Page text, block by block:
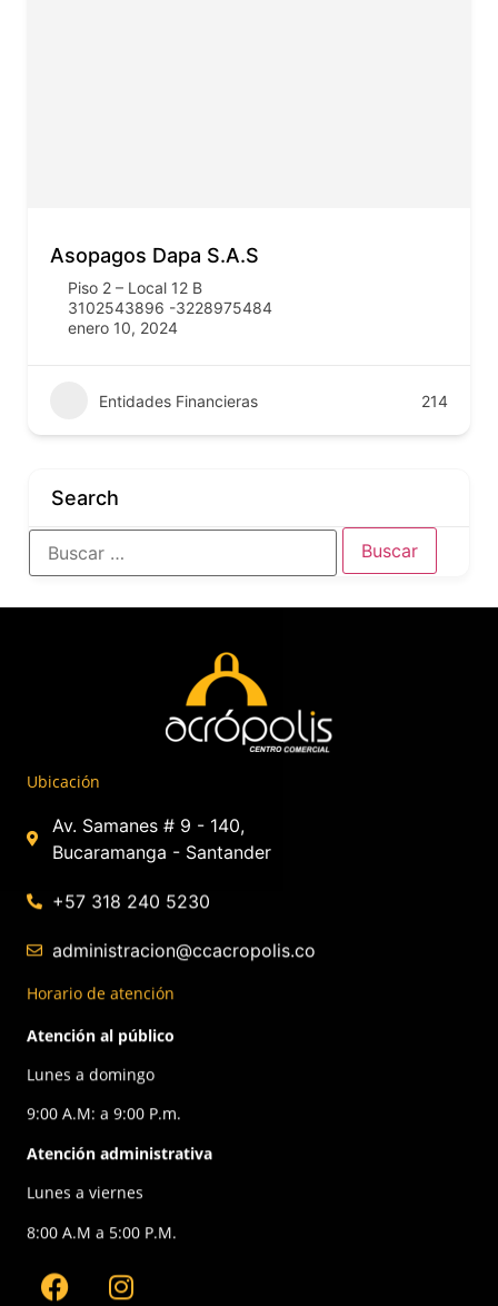
Asopagos Dapa S.A.S
Piso 2 – Local 12 B
3102543896 -3228975484
enero 10, 2024
Entidades Financieras 214
Search
Ubicación
Av. Samanes # 9 - 140,
Bucaramanga - Santander
+57 318 240 5230
administracion@ccacropolis.co
Horario de atención
Atención al público
Lunes a domingo
9:00 A.M: a 9:00 P.m.
Atención administrativa
Lunes a viernes
8:00 A.M a 5:00 P.M.